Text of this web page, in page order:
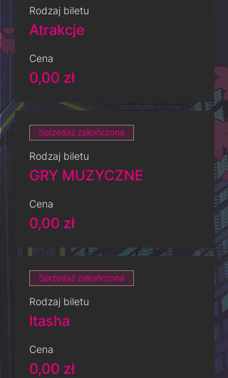
Rodzaj biletu
Atrakcje
Cena
0,00 zł
Sprzedaż zakończona
Rodzaj biletu
GRY MUZYCZNE
Cena
0,00 zł
Sprzedaż zakończona
Rodzaj biletu
Itasha
Cena
0,00 zł